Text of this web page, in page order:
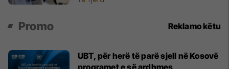
Promo Reklamo këtu
UBT, për herë të parë sjell në Kosovë
programet e së ardhmes